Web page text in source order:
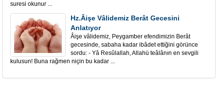
suresi okunur ...
Hz.Âişe Vâlidemiz Berât Gecesini
Anlatıyor
Âişe vâlidemiz, Peygamber efendimizin Berât
gecesinde, sabaha kadar ibâdet ettiğini görünce
sordu: - Yâ Resûlallah, Allahü teâlânın en sevgili
kulusun! Buna rağmen niçin bu kadar ...